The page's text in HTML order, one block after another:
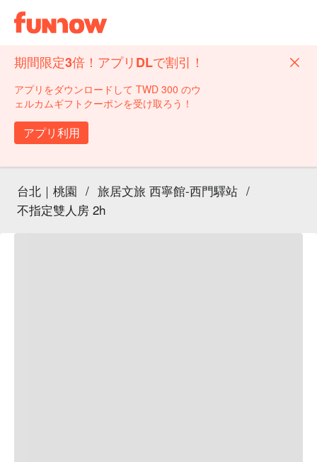
期間限定3倍！アプリDLで割引！
アプリをダウンロードして TWD 300 のウ
ェルカムギフトクーポンを受け取ろう！
アプリ利用
台北｜桃園 / 旅居文旅 西寧館-西門驛站 /
不指定雙人房 2h